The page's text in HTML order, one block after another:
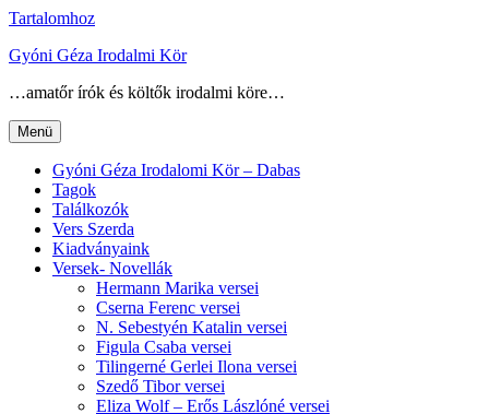
Tartalomhoz
Gyóni Géza Irodalmi Kör
…amatőr írók és költők irodalmi köre…
Menü
Gyóni Géza Irodalomi Kör – Dabas
Tagok
Találkozók
Vers Szerda
Kiadványaink
Versek- Novellák
Hermann Marika versei
Cserna Ferenc versei
N. Sebestyén Katalin versei
Figula Csaba versei
Tilingerné Gerlei Ilona versei
Szedő Tibor versei
Eliza Wolf – Erős Lászlóné versei